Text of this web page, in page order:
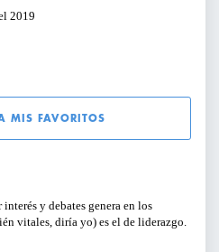
2019
MIS FAVORITOS
y debates genera en los
vitales, diría yo) es el de liderazgo.